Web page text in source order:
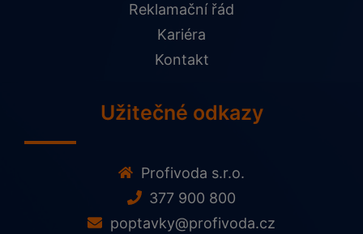
Reklamační řád
Kariéra
Kontakt
Užitečné odkazy
Profivoda s.r.o.
377 900 800
poptavky@profivoda.cz